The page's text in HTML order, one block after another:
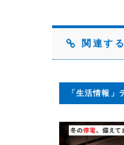
関連す
「生活情報」